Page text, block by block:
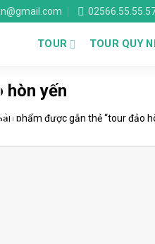
TOUR TOUR QUY
hòn yến
phẩm được gắn thẻ “tour đảo